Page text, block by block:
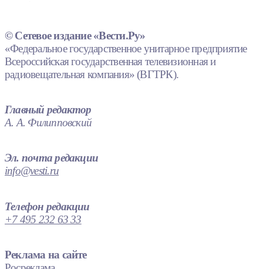
© Сетевое издание «Вести.Ру»
«Федеральное государственное унитарное предприятие
Всероссийская государственная телевизионная и
радиовещательная компания» (ВГТРК).
Главный редактор
А. А. Филипповский
Эл. почта редакции
info@vesti.ru
Телефон редакции
+7 495 232 63 33
Реклама на сайте